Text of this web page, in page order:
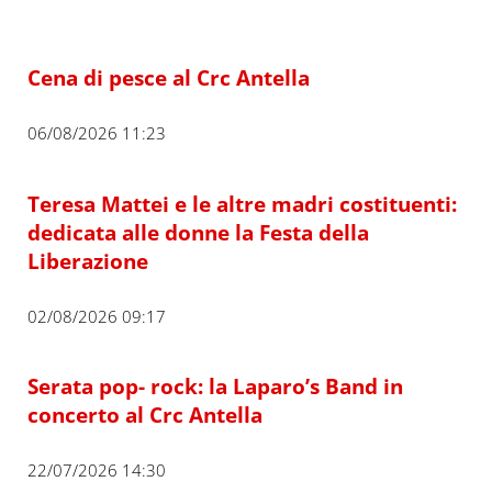
Cena di pesce al Crc Antella
06/08/2026 11:23
Teresa Mattei e le altre madri costituenti:
dedicata alle donne la Festa della
Liberazione
02/08/2026 09:17
Serata pop- rock: la Laparo’s Band in
concerto al Crc Antella
22/07/2026 14:30